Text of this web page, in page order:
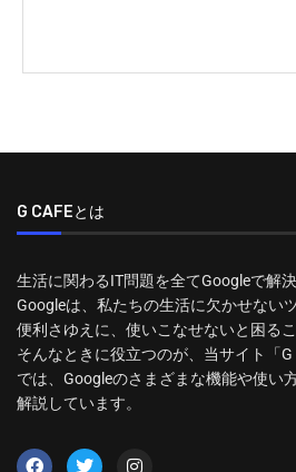
G CAFEとは
生活に関わるIT問題を全てGoogleで解決
Googleは、私たちの生活に欠かせない
便利さゆえに、使いこなせないと困る
そんなときに役立つのが、当サイト「
では、Googleのさまざまな機能や使い
解説しています。